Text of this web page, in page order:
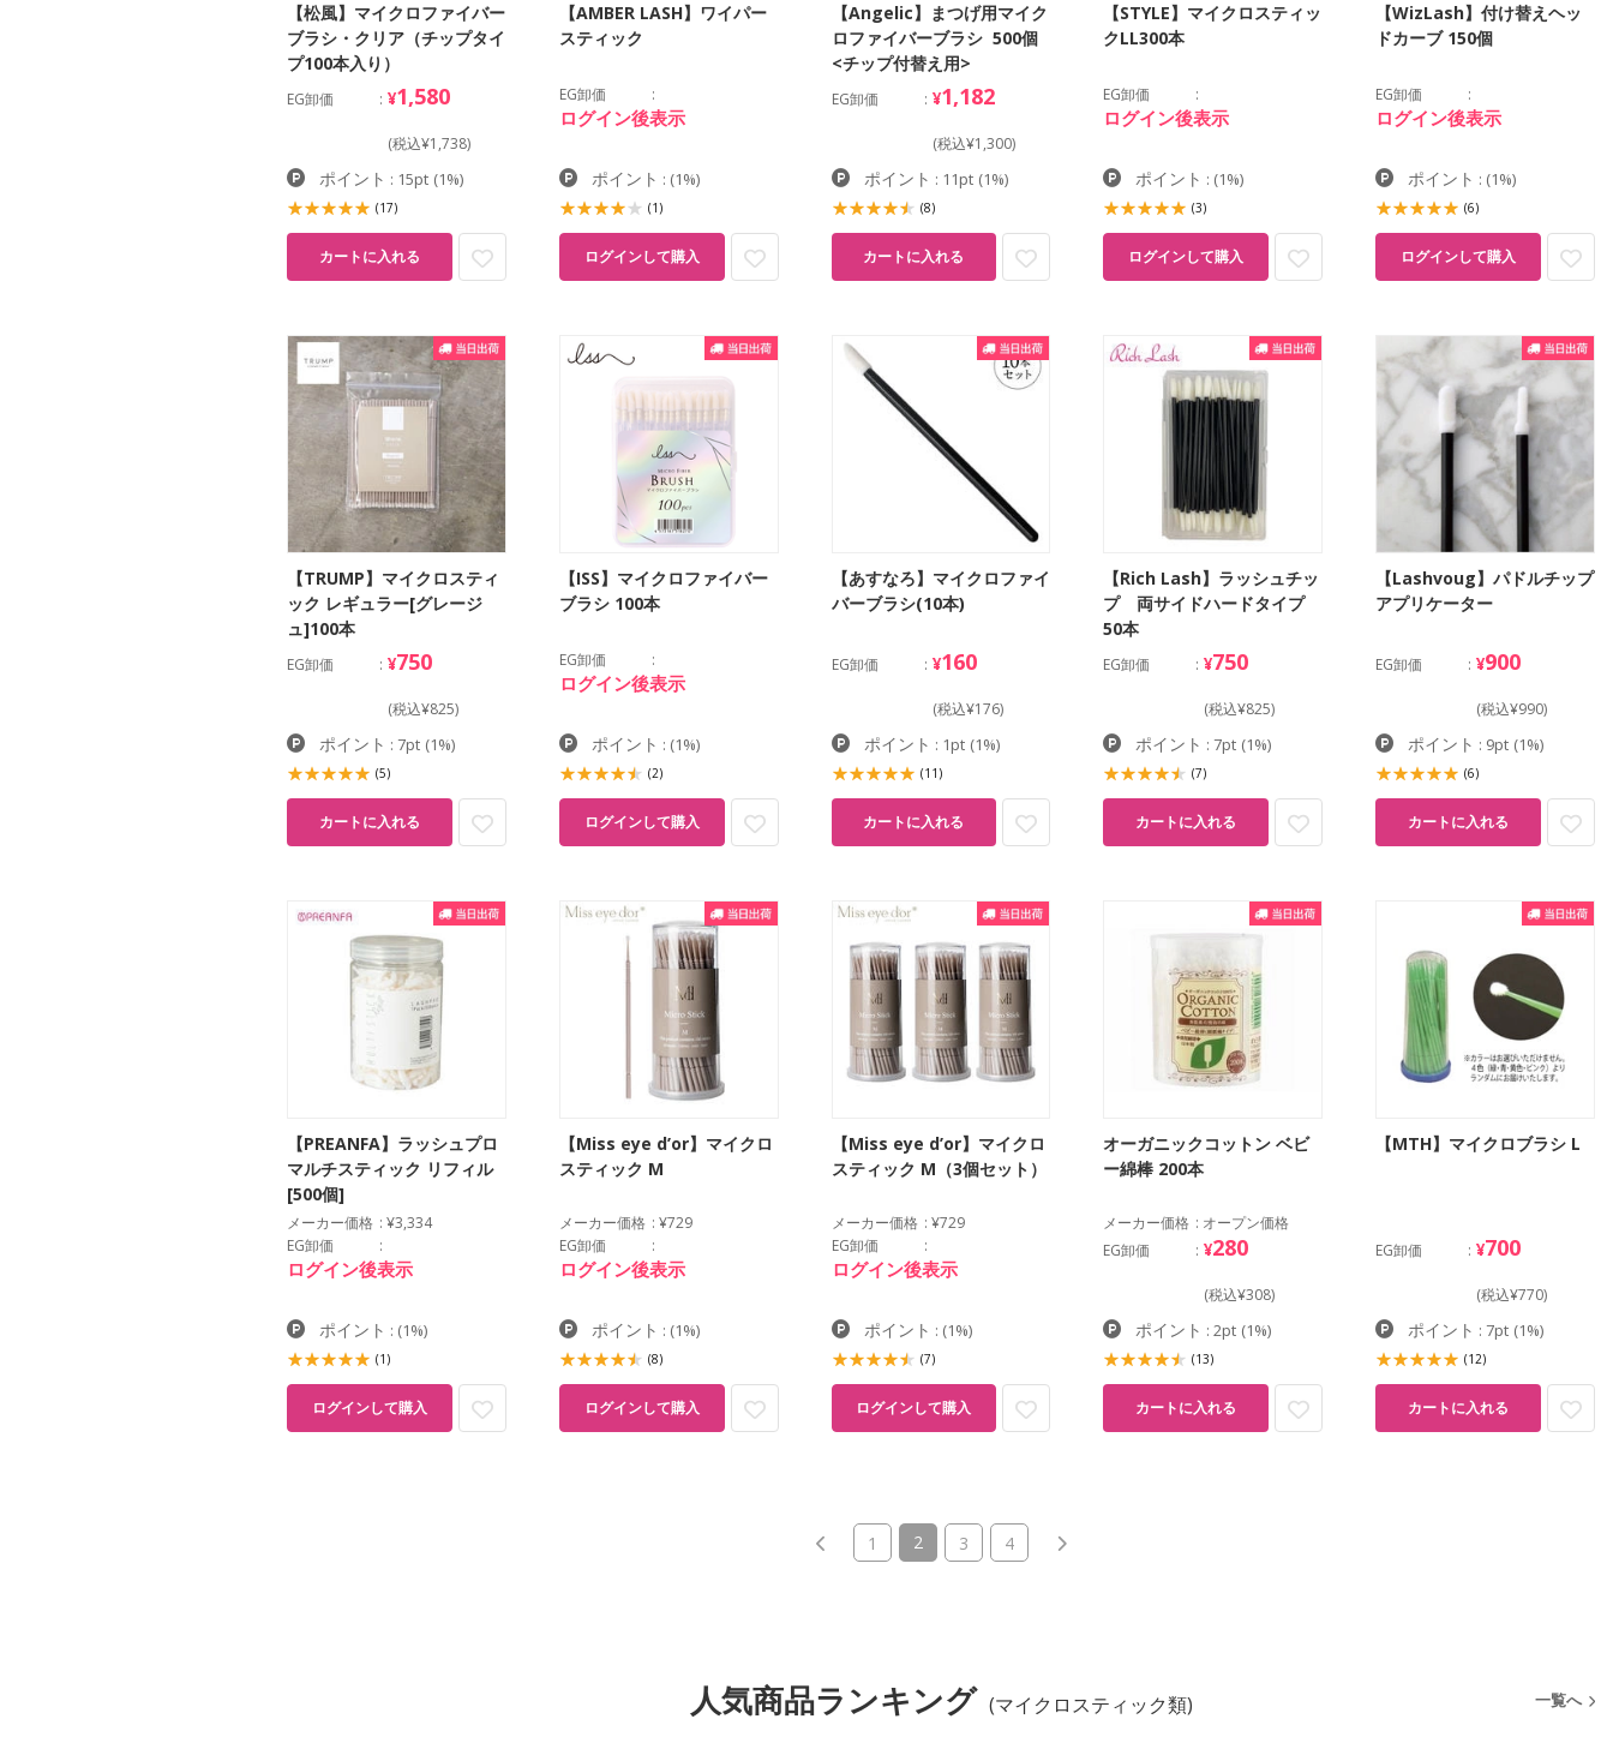
【松風】マイクロファイバー
ブラシ・クリア（チップタイ
プ100本入り）
EG卸価 ¥1,580
(税込¥1,738)
ポイント : 15pt (1%)
(17)
カートに入れる
【AMBER LASH】ワイパー
スティック
EG卸価
ログイン後表示
ポイント : (1%)
(1)
ログインして購入
【Angelic】まつげ用マイク
ロファイバーブラシ 500個
<チップ付替え用>
EG卸価 ¥1,182
(税込¥1,300)
ポイント : 11pt (1%)
(8)
カートに入れる
【STYLE】マイクロスティッ
クLL300本
EG卸価
ログイン後表示
ポイント : (1%)
(3)
ログインして購入
【WizLash】付け替えヘッ
ドカーブ 150個
EG卸価
ログイン後表示
ポイント : (1%)
(6)
ログインして購入
【TRUMP】マイクロスティ
ック レギュラー[グレージ
ュ]100本
EG卸価 ¥750
(税込¥825)
ポイント : 7pt (1%)
(5)
カートに入れる
【ISS】マイクロファイバー
ブラシ 100本
EG卸価
ログイン後表示
ポイント : (1%)
(2)
ログインして購入
【あすなろ】マイクロファイ
バーブラシ(10本)
EG卸価 ¥160
(税込¥176)
ポイント : 1pt (1%)
(11)
カートに入れる
【Rich Lash】ラッシュチッ
プ 両サイドハードタイプ
50本
EG卸価 ¥750
(税込¥825)
ポイント : 7pt (1%)
(7)
カートに入れる
【Lashvoug】パドルチップ
アプリケーター
EG卸価 ¥900
(税込¥990)
ポイント : 9pt (1%)
(6)
カートに入れる
【PREANFA】ラッシュプロ
マルチスティック リフィル
[500個]
メーカー価格
¥3,334
EG卸価
ログイン後表示
ポイント : (1%)
(1)
ログインして購入
【Miss eye d’or】マイクロ
スティック M
メーカー価格
¥729
EG卸価
ログイン後表示
ポイント : (1%)
(8)
ログインして購入
【Miss eye d’or】マイクロ
スティック M（3個セット）
メーカー価格
¥729
EG卸価
ログイン後表示
ポイント : (1%)
(7)
ログインして購入
オーガニックコットン ベビ
ー綿棒 200本
メーカー価格
オープン価格
EG卸価
¥280
(税込¥308)
ポイント : 2pt (1%)
(13)
カートに入れる
【MTH】マイクロブラシ L
EG卸価 ¥700
(税込¥770)
ポイント : 7pt (1%)
(12)
カートに入れる
1 2 (current)
3 4
人気商品ランキング (マイクロスティック類) 一覧へ